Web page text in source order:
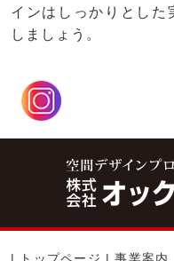
インはしっかりとした
しましょう。